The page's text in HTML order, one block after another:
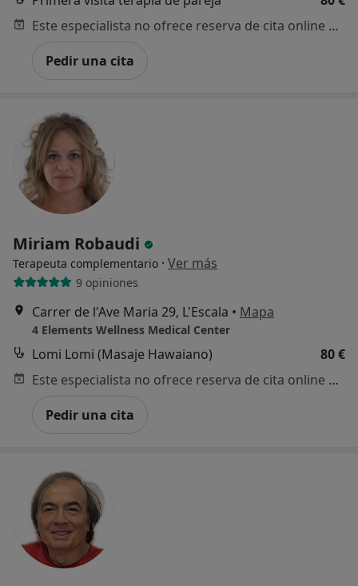
Este especialista no ofrece reserva de cita online en esta dirección.
Pedir una cita
Miriam Robaudi
Terapeuta complementario · Ver más
9 opiniones
Carrer de l'Ave Maria 29, L'Escala • Mapa
4 Elements Wellness Medical Center
Lomi Lomi (Masaje Hawaiano)
80 €
Este especialista no ofrece reserva de cita online en esta dirección.
Pedir una cita